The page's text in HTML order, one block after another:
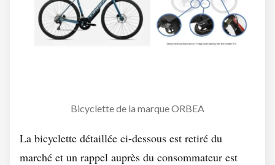
Bicyclette de la marque ORBEA
La bicyclette détaillée ci-dessous est retiré du
marché et un rappel auprès du consommateur est